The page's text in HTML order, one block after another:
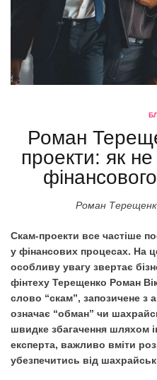
Роман
проекти: як
Роман
Скам-проекти все частіше
у фінансових процесах. На
особливу увагу звертає
фінтеху Терещенко Роман
слово “скам”, запозичене з
означає “обман” чи
швидке збагачення шляхом
експерта, важливо вміти
убезпечитись від